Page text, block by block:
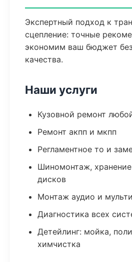
Экспертный подход к
сцепление: точные
экономим ваш бюджет
качества.
Наши услуги
Кузовной ремонт
Ремонт акпп и мкпп
Регламентное то и
Шиномонтаж,
дисков
Монтаж аудио и
Диагностика всех
Детейлинг: мойка,
химчистка